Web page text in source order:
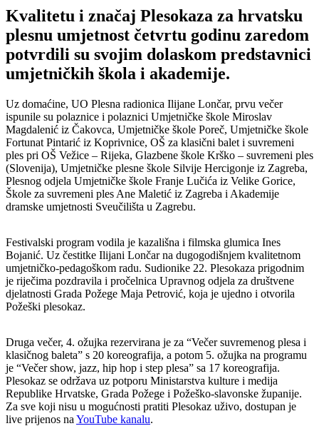
Kvalitetu i značaj Plesokaza za hrvatsku
plesnu umjetnost četvrtu godinu zaredom
potvrdili su svojim dolaskom predstavnici
umjetničkih škola i akademije.
Uz domaćine, UO Plesna radionica Ilijane Lončar, prvu večer
ispunile su polaznice i polaznici Umjetničke škole Miroslav
Magdalenić iz Čakovca, Umjetničke škole Poreč, Umjetničke škole
Fortunat Pintarić iz Koprivnice, OŠ za klasični balet i suvremeni
ples pri OŠ Vežice – Rijeka, Glazbene škole Krško – suvremeni ples
(Slovenija), Umjetničke plesne škole Silvije Hercigonje iz Zagreba,
Plesnog odjela Umjetničke škole Franje Lučića iz Velike Gorice,
Škole za suvremeni ples Ane Maletić iz Zagreba i Akademije
dramske umjetnosti Sveučilišta u Zagrebu.
Festivalski program vodila je kazališna i filmska glumica Ines
Bojanić. Uz čestitke Ilijani Lončar na dugogodišnjem kvalitetnom
umjetničko-pedagoškom radu. Sudionike 22. Plesokaza prigodnim
je riječima pozdravila i pročelnica Upravnog odjela za društvene
djelatnosti Grada Požege Maja Petrović, koja je ujedno i otvorila
Požeški plesokaz.
Druga večer, 4. ožujka rezervirana je za “Večer suvremenog plesa i
klasičnog baleta” s 20 koreografija, a potom 5. ožujka na programu
je “Večer show, jazz, hip hop i step plesa” sa 17 koreografija.
Plesokaz se održava uz potporu Ministarstva kulture i medija
Republike Hrvatske, Grada Požege i Požeško-slavonske županije.
Za sve koji nisu u mogućnosti pratiti Plesokaz uživo, dostupan je
live prijenos na YouTube kanalu.